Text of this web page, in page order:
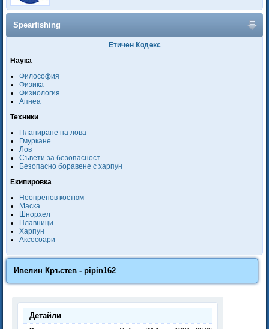
Spearfishing
Етичен Кодекс
Наука
Философия
Физика
Физиология
Апнеа
Техники
Планиране на лова
Гмуркане
Лов
Съвети за безопасност
Безопасно боравене с харпун
Екипировка
Неопренов костюм
Маска
Шнорхел
Плавници
Харпун
Аксесоари
Ивелин Кръстев - pipin162
Детайли